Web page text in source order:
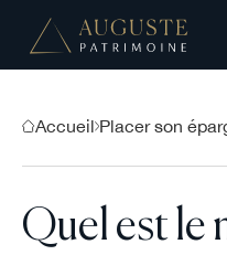
Accueil Placer son
Quel est le